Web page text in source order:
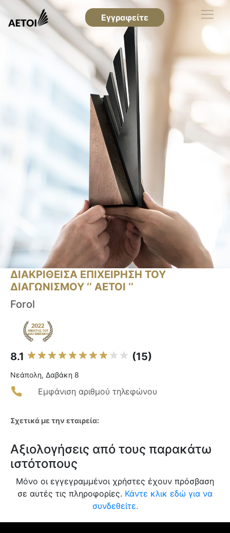
Εγγραφείτε
ΔΙΑΚΡΙΘΕΙΣΑ ΕΠΙΧΕΙΡΗΣΗ ΤΟΥ
ΔΙΑΓΩΝΙΣΜΟΥ ‘’ ΑΕΤΟΙ ‘’
Forol
8.1 (15)
Νεάπολη, Δαβάκη 8
Εμφάνιση αριθμού τηλεφώνου
Σχετικά με την εταιρεία:
Αξιολογήσεις από τους παρακάτω
ιστότοπους
Μόνο οι εγγεγραμμένοι χρήστες έχουν πρόσβαση
σε αυτές τις πληροφορίες. Κάντε κλικ εδώ για να
συνδεθείτε.